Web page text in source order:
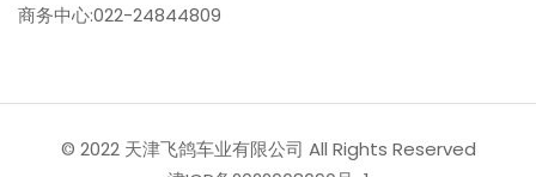
商务中心:022-24844809
© 2022 天津飞鸽车业有限公司 All Rights Reserved